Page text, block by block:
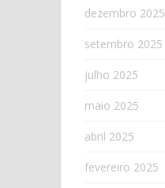
dezembro 2025
setembro 2025
julho 2025
maio 2025
abril 2025
fevereiro 2025